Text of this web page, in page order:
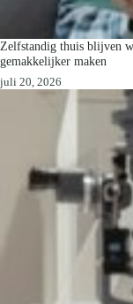
Zelfstandig thuis blijven
gemakkelijker maken
juli 20, 2026